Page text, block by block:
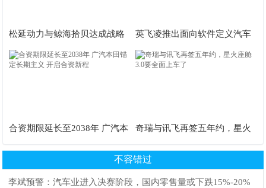
松延动力与鲸海拾贝达成战略
合作
英飞凌推出面向软件定义汽车
的车用电子保险丝
合资期限延长至2038年 广汽本
奇瑞与讯飞再签五年约，星火
不容错过
李斌预警：汽车业进入决赛阶段，国内零售量或下跌15%-20%